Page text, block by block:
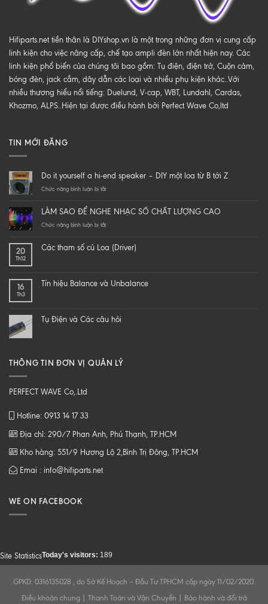
Hifiparts.net tiền thân là DIYshop.vn là một trong những đơn vị cung cấp
linh kiện cho việc nâng cấp, chế tạo ampli đèn lớn nhất hiện nay. Các
linh kiện phổ biến của chúng tôi bao gồm: Tụ điện, điện trở, Cuộn cảm,
bóng đèn, jack cắm, dây dẫn các loại và nhiều phụ kiện khác..Với
nhiều thương hiểu nổi tiếng: Duelund, V-cap, WBT, Lundahl, Cardas,
Khozmo, ALPS..Hiện tại được điều hành bởi Perfect Wave Co,ltd
TIN MỚI ĐĂNG
Do it yourself a hi-end speaker – DIY một loa từ B tới Z
Chức năng bình luận bị tắtở
yourself
a
speaker
loa
Z
LÀM SAO ĐỂ NGHE NHẠC SỐ CHẤT LƯỢNG CAO
Chức năng bình luận bị tắtở
ĐỂ
CHẤT
20
Th12
Các tham số củ Loa (Driver)
16
Th3
Tín hiệu Balance và Unbalance
Tụ Điện và Các câu hỏi
THÔNG TIN ĐƠN VỊ QUẢN LÝ
PERFECT WAVE Co,.Ltd
Hotline: 0913 14 17 33
Địa chỉ: 290/7 Phan Anh, Phú Thạnh, TP.HCM
Kho hàng: 551/9 Hương Lộ 2,Bình Trị Đông, TP.HCM
Emai : info@hifiparts.net
WE ON FACEBOOK
Site StatisticsToday's visitors: 189
GPKD: 0316135028 , do Sở Kế Hoạch – Đầu Tư TPHCM cấp ngày 11/02/2020.
Điều khoản chung| Thanh Toán và Vận Chuyển Bảo hành và đổi trả